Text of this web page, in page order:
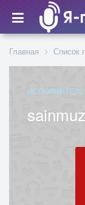
Главная Список
ИСПОЛНИТЕЛЬ